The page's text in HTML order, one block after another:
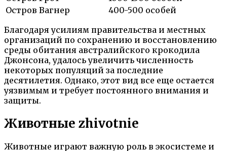
Остров Вагнер
400-500 особей
Благодаря усилиям правительства и местных
организаций по сохранению и восстановлению
среды обитания австралийского крокодила
Джонсона, удалось увеличить численность
некоторых популяций за последние
десятилетия. Однако, этот вид все еще остается
уязвимым и требует постоянного внимания и
защиты.
Животные zhivotnie
Животные играют важную роль в экосистеме и